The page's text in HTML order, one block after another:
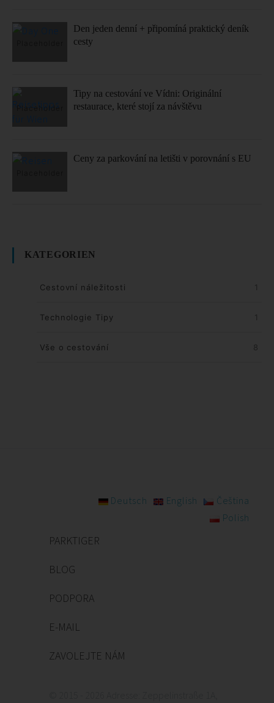
Den jeden denní + připomíná praktický deník
cesty
Tipy na cestování ve Vídni: Originální
restaurace, které stojí za návštěvu
Ceny za parkování na letišti v porovnání s EU
KATEGORIEN
Cestovní náležitosti 1
Technologie Tipy 1
Vše o cestování 8
Deutsch English
Čeština
Polish
PARKTIGER
BLOG
PODPORA
E-MAIL
ZAVOLEJTE NÁM